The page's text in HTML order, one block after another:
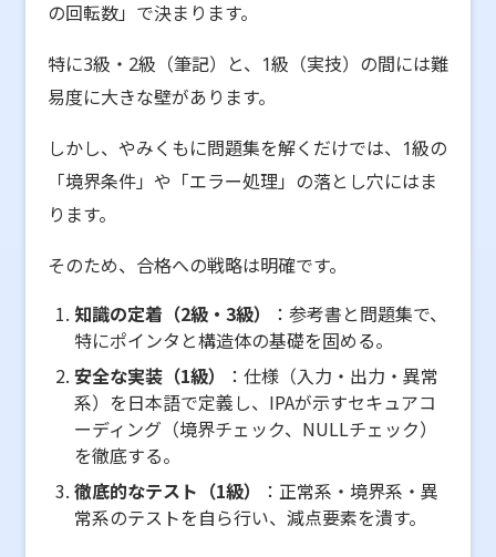
の回転数」で決まります。
特に3級・2級（筆記）と、1級（実技）の間には難
易度に大きな壁があります。
しかし、やみくもに問題集を解くだけでは、1級の
「境界条件」や「エラー処理」の落とし穴にはま
ります。
そのため、合格への戦略は明確です。
知識の定着（2級・3級）
：参考書と問題集で、
特にポインタと構造体の基礎を固める。
安全な実装（1級）
：仕様（入力・出力・異常
系）を日本語で定義し、IPAが示すセキュアコ
ーディング（境界チェック、NULLチェック）
を徹底する。
徹底的なテスト（1級）
：正常系・境界系・異
常系のテストを自ら行い、減点要素を潰す。